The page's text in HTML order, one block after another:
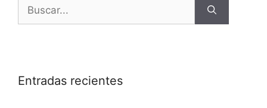
Entradas recientes